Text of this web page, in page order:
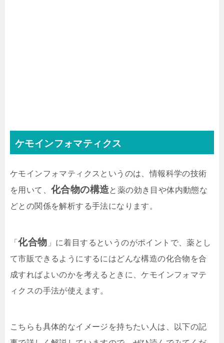
ケモインフォマティクス
ケモインフォマティクスというのは、情報科学の技術
を用いて、 化合物の構造と薬の効き目や体内動態な
どとの関係を解析する手法になります。
「化合物 」に着目するというのがポイントで、薬とし
て市販できるようにするにはどんな構造の化合物を合
成すればよいのかを考えるときに、ケモインフォマテ
ィクスの手法が使えます。
こちらも具体的なイメージを持ちたい人は、以下の記